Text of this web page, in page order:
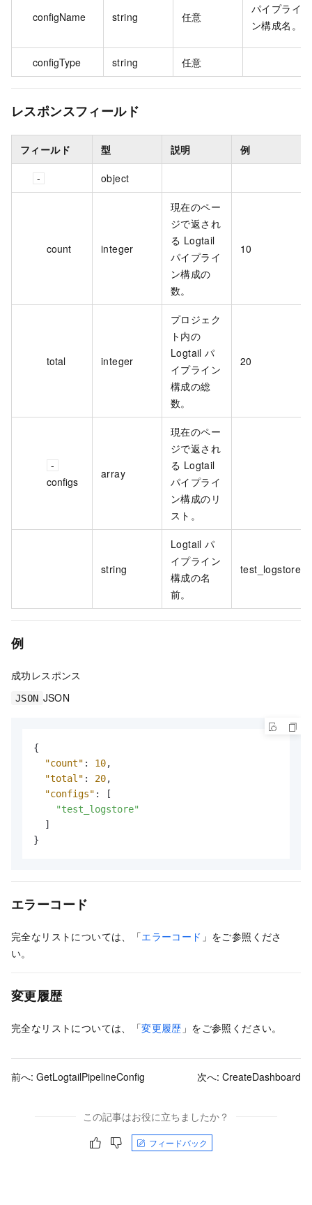
configName string 任意
パイプライ
ン構成名。
configType string 任意
レスポンスフィールド
フィールド 型 説明 例
object
count integer
現在のペー
ジで返され
る Logtail
パイプライ
ン構成の
数。
10
total integer
プロジェク
ト内の
Logtail パ
イプライン
構成の総
数。
20
configs
array
現在のペー
ジで返され
る Logtail
パイプライ
ン構成のリ
スト。
string
Logtail パ
イプライン
構成の名
前。
test_logstore
例
成功レスポンス
JSON JSON
{
"count" : 10,
"total" : 20,
"configs" :
[
"test_logstore"
]
}
エラーコード
完全なリストについては、「エラーコード 」をご参照くださ
い。
変更履歴
完全なリストについては、「変更履歴 」をご参照ください。
前へ: GetLogtailPipelineConfig 次へ: CreateDashboard
この記事はお役に立ちましたか？
フィードバック